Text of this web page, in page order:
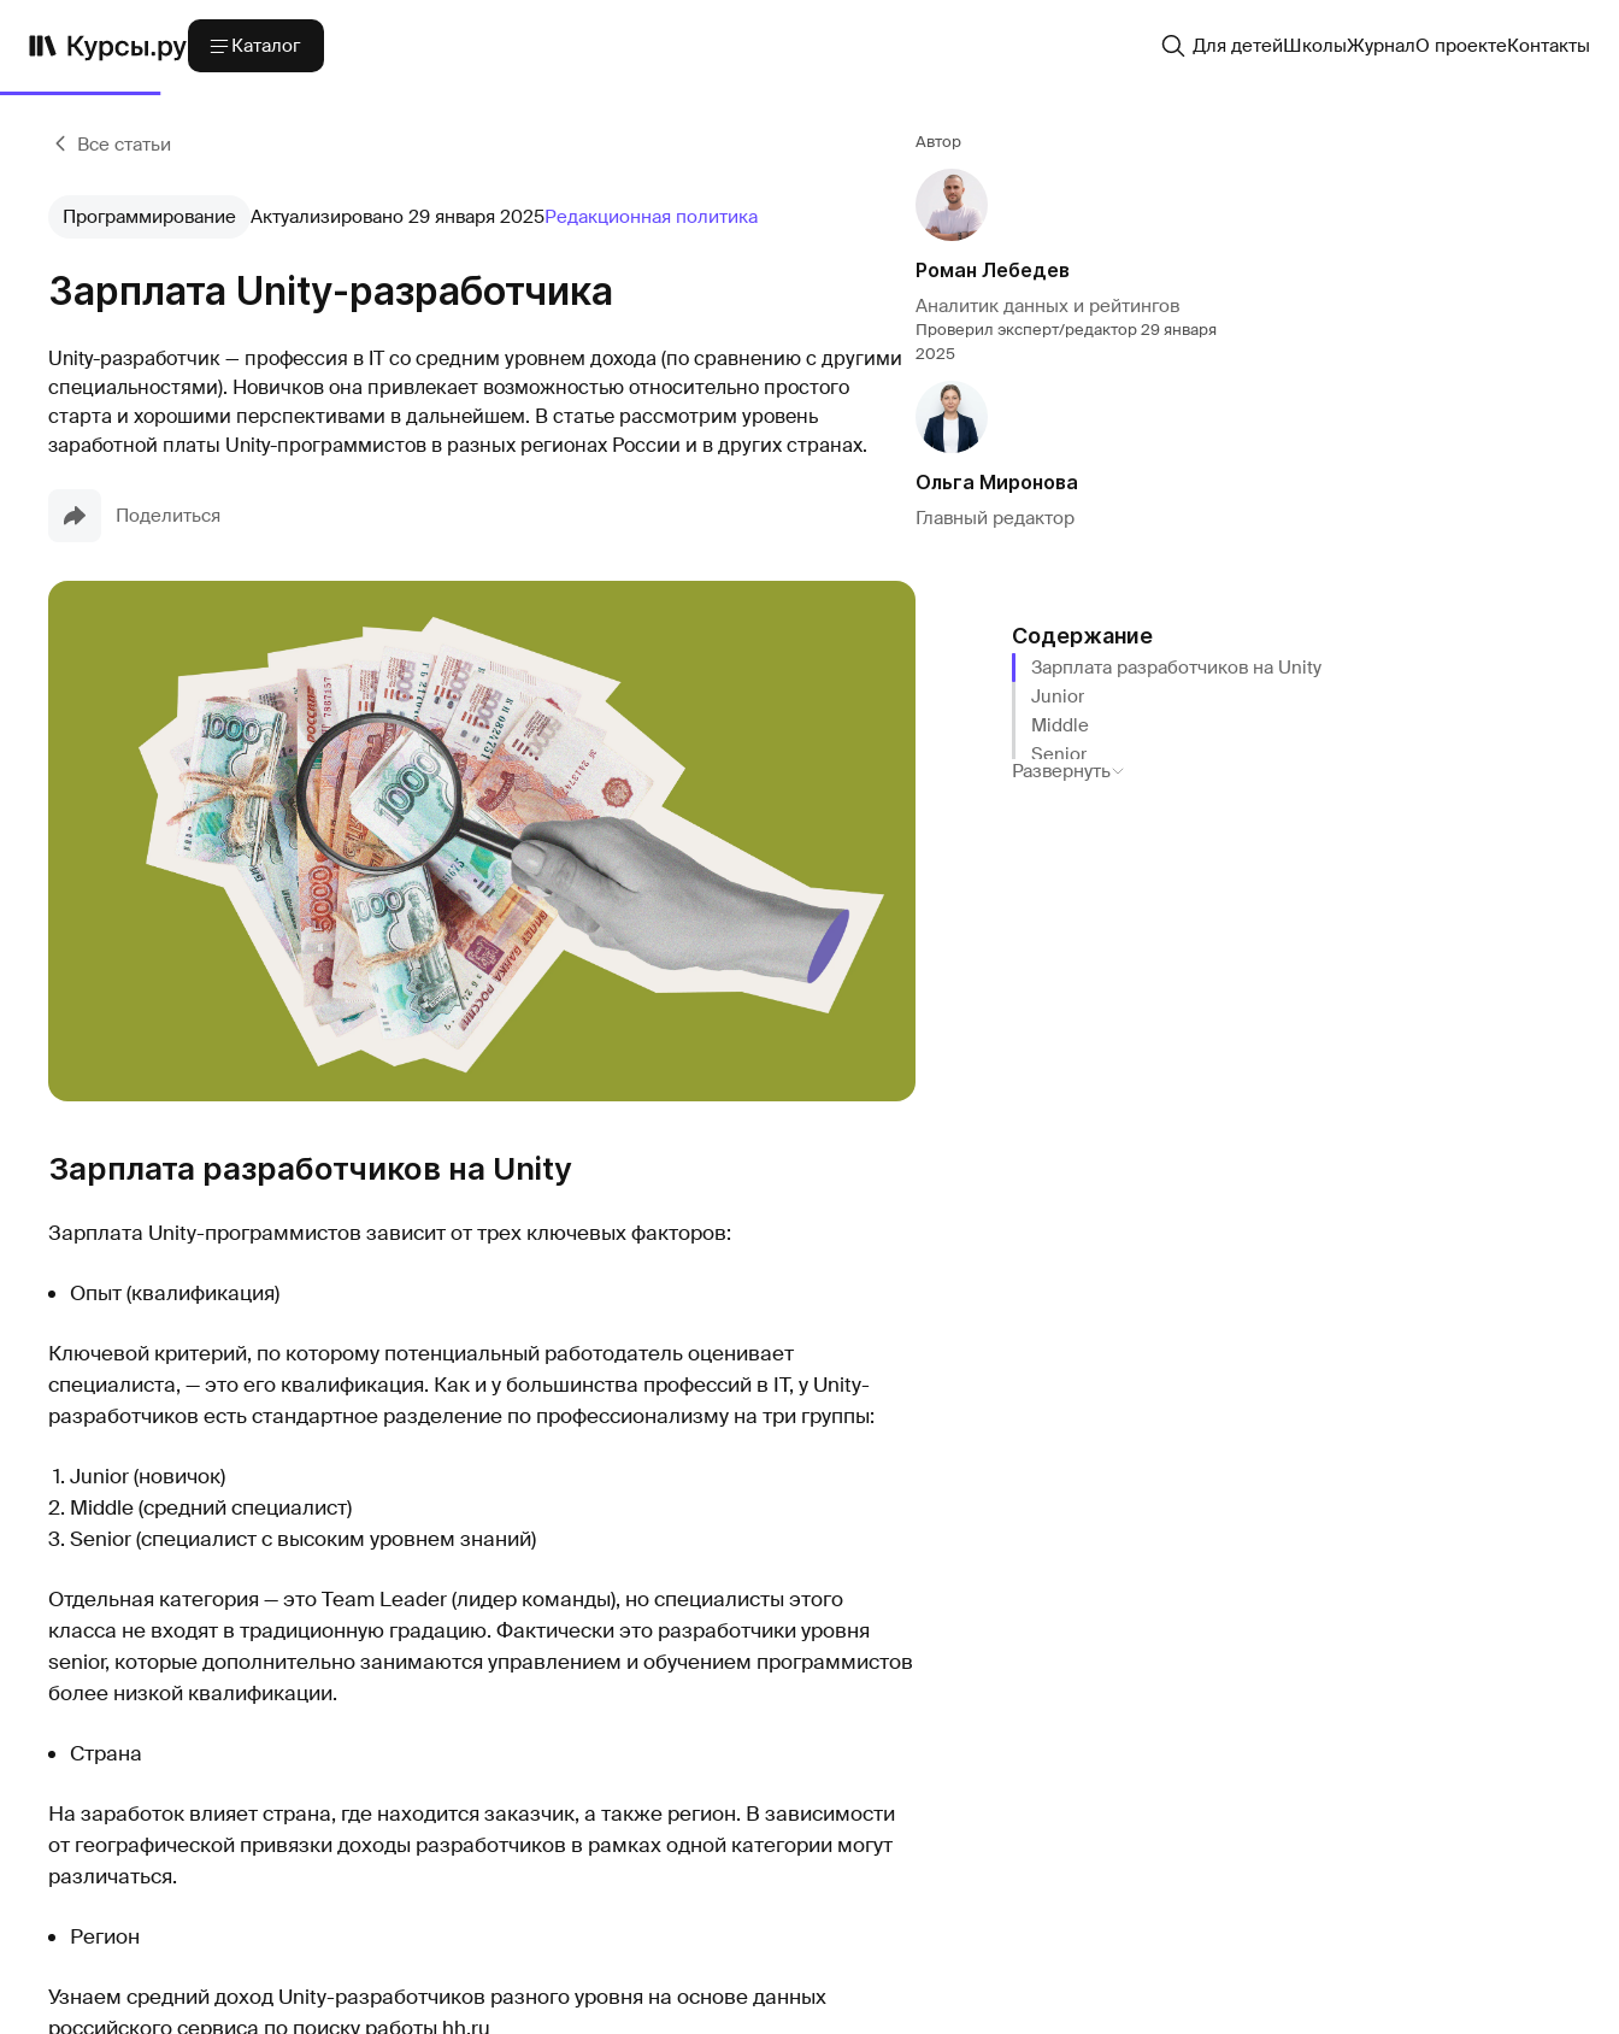
Каталог Для детейШколыЖурналО проектеКонтакты
Все статьи
Программирование Актуализировано 29 января 2025Редакционная политика
Зарплата Unity-разработчика
Unity-разработчик — профессия в IT со средним уровнем дохода (по сравнению с другими
специальностями). Новичков она привлекает возможностью относительно простого
старта и хорошими перспективами в дальнейшем. В статье рассмотрим уровень
заработной платы Unity-программистов в разных регионах России и в других странах.
Поделиться
Автор
Роман Лебедев
Аналитик данных и рейтингов
Проверил эксперт/редактор29 января
2025
Ольга Миронова
Главный редактор
Зарплата разработчиков на Unity
Зарплата Unity-программистов зависит от трех ключевых факторов:
Опыт (квалификация)
Ключевой критерий, по которому потенциальный работодатель оценивает
специалиста, — это его квалификация. Как и у большинства профессий в IT, у Unity-
разработчиков есть стандартное разделение по профессионализму на три группы:
Junior (новичок)
Middle (средний специалист)
Senior (специалист с высоким уровнем знаний)
Отдельная категория — это Team Leader (лидер команды), но специалисты этого
класса не входят в традиционную градацию. Фактически это разработчики уровня
senior, которые дополнительно занимаются управлением и обучением программистов
более низкой квалификации.
Страна
На заработок влияет страна, где находится заказчик, а также регион. В зависимости
от географической привязки доходы разработчиков в рамках одной категории могут
различаться.
Регион
Узнаем средний доход Unity-разработчиков разного уровня на основе данных
российского сервиса по поиску работы hh.ru
Содержание
Зарплата разработчиков на Unity
Junior
Middle
Senior
Количество вакансий
Развернуть